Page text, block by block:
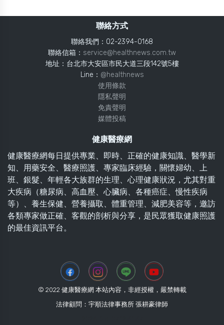
聯絡方式
聯絡我們：02-2394-0168
聯絡信箱： service@healthnews.com.tw
地址：台北市大安區市民大道三段142號5樓
Line： @healthnews
使用條款
隱私聲明
免責聲明
媒體投稿
健康醫療網
健康醫療網每日提供專業、即時、正確的健康知識、醫學新
知、用藥安全、醫療照護、專家臨床經驗，關懷婦幼、上
班、銀髮、年輕各大族群的生理、心理健康狀況，尤其對重
大疾病（糖尿病、高血壓、心臟病、各種癌症、慢性疾病
等）、養生保健、營養攝取、體重管理、減肥美容等，邀訪
各類專家做正確、客觀的剖析與分享，是民眾獲取健康照護
的最佳資訊平台。
© 2022 健康醫療網 本站內容，非經授權，嚴禁轉載
法律顧問：宇順法律事務所 張耕豪律師